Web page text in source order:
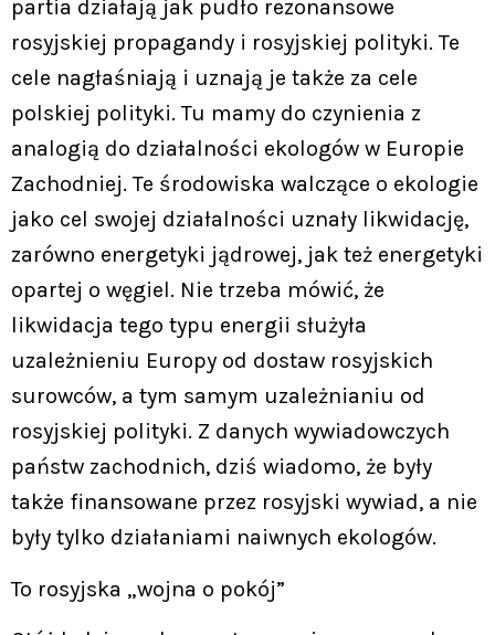
partia działają jak pudło rezonansowe
rosyjskiej propagandy i rosyjskiej polityki. Te
cele nagłaśniają i uznają je także za cele
polskiej polityki. Tu mamy do czynienia z
analogią do działalności ekologów w Europie
Zachodniej. Te środowiska walczące o ekologie
jako cel swojej działalności uznały likwidację,
zarówno energetyki jądrowej, jak też energetyki
opartej o węgiel. Nie trzeba mówić, że
likwidacja tego typu energii służyła
uzależnieniu Europy od dostaw rosyjskich
surowców, a tym samym uzależnianiu od
rosyjskiej polityki. Z danych wywiadowczych
państw zachodnich, dziś wiadomo, że były
także finansowane przez rosyjski wywiad, a nie
były tylko działaniami naiwnych ekologów.
To rosyjska „wojna o pokój”